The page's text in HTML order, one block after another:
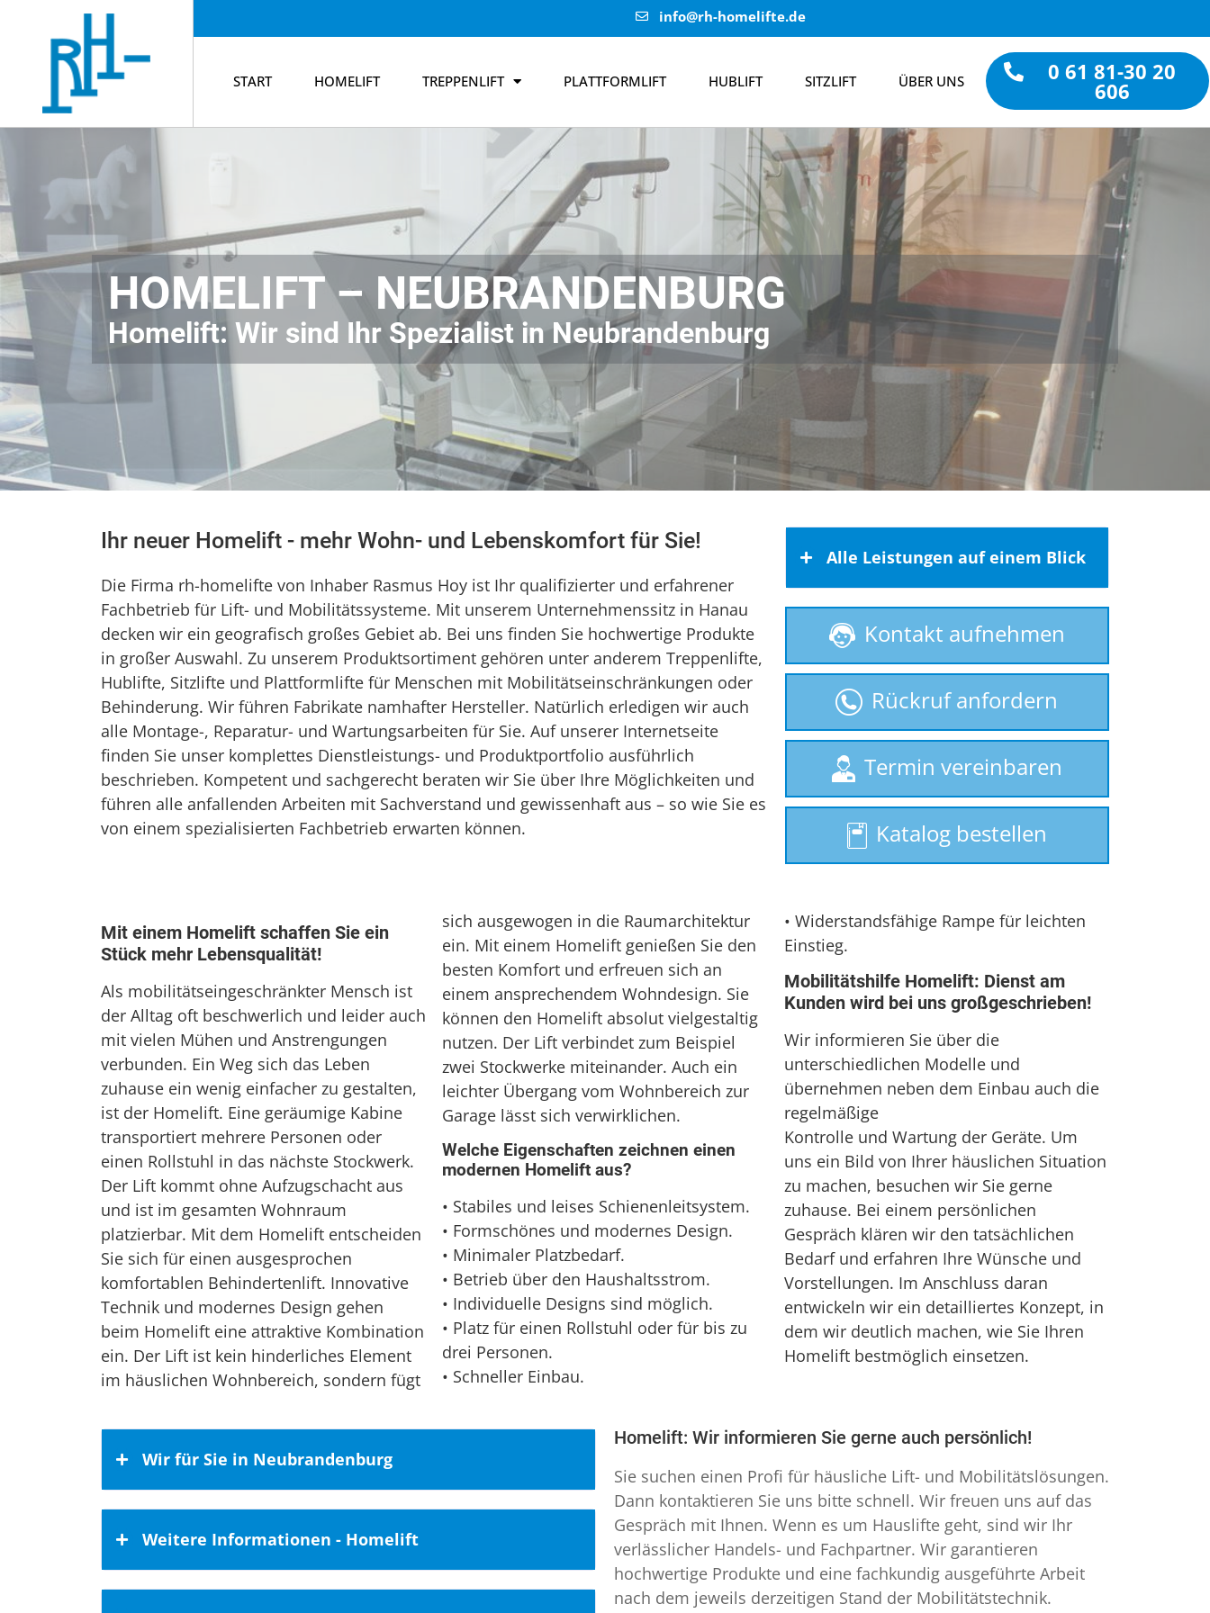
info@rh-homelifte.de
START HOMELIFT TREPPENLIFT PLATTFORMLIFT HUBLIFT SITZLIFT ÜBER UNS 0 61 81-30 20
606
HOMELIFT – NEUBRANDENBURG
Homelift: Wir sind Ihr Spezialist in Neubrandenburg
Ihr neuer Homelift - mehr Wohn- und Lebenskomfort für Sie!
Die Firma rh-homelifte von Inhaber Rasmus Hoy ist Ihr qualifizierter und erfahrener
Fachbetrieb für Lift- und Mobilitätssysteme. Mit unserem Unternehmenssitz in Hanau
decken wir ein geografisch großes Gebiet ab. Bei uns finden Sie hochwertige Produkte
in großer Auswahl. Zu unserem Produktsortiment gehören unter anderem Treppenlifte,
Hublifte, Sitzlifte und Plattformlifte für Menschen mit Mobilitätseinschränkungen oder
Behinderung. Wir führen Fabrikate namhafter Hersteller. Natürlich erledigen wir auch
alle Montage-, Reparatur- und Wartungsarbeiten für Sie. Auf unserer Internetseite
finden Sie unser komplettes Dienstleistungs- und Produktportfolio ausführlich
beschrieben. Kompetent und sachgerecht beraten wir Sie über Ihre Möglichkeiten und
führen alle anfallenden Arbeiten mit Sachverstand und gewissenhaft aus – so wie Sie es
von einem spezialisierten Fachbetrieb erwarten können.
Alle Leistungen auf einem Blick
Behindertenlift
gebrauchte Treppenlifte
Hublift
Plattformlift
Seniorenlift
Sitzlift
Treppenaufzug
Treppenlift
Treppenlift mieten
Kontakt aufnehmen
Rückruf anfordern
Termin vereinbaren
Katalog bestellen
Mit einem Homelift schaffen Sie ein
Stück mehr Lebensqualität!
Als mobilitätseingeschränkter Mensch ist
der Alltag oft beschwerlich und leider auch
mit vielen Mühen und Anstrengungen
verbunden. Ein Weg sich das Leben
zuhause ein wenig einfacher zu gestalten,
ist der Homelift. Eine geräumige Kabine
transportiert mehrere Personen oder
einen Rollstuhl in das nächste Stockwerk.
Der Lift kommt ohne Aufzugschacht aus
und ist im gesamten Wohnraum
platzierbar. Mit dem Homelift entscheiden
Sie sich für einen ausgesprochen
komfortablen Behindertenlift. Innovative
Technik und modernes Design gehen
beim Homelift eine attraktive Kombination
ein. Der Lift ist kein hinderliches Element
im häuslichen Wohnbereich, sondern fügt
sich ausgewogen in die Raumarchitektur
ein. Mit einem Homelift genießen Sie den
besten Komfort und erfreuen sich an
einem ansprechendem Wohndesign. Sie
können den Homelift absolut vielgestaltig
nutzen. Der Lift verbindet zum Beispiel
zwei Stockwerke miteinander. Auch ein
leichter Übergang vom Wohnbereich zur
Garage lässt sich verwirklichen.
Welche Eigenschaften zeichnen einen
modernen Homelift aus?
• Stabiles und leises Schienenleitsystem.
• Formschönes und modernes Design.
• Minimaler Platzbedarf.
• Betrieb über den Haushaltsstrom.
• Individuelle Designs sind möglich.
• Platz für einen Rollstuhl oder für bis zu
drei Personen.
• Schneller Einbau.
• Widerstandsfähige Rampe für leichten
Einstieg.
Mobilitätshilfe Homelift: Dienst am
Kunden wird bei uns großgeschrieben!
Wir informieren Sie über die
unterschiedlichen Modelle und
übernehmen neben dem Einbau auch die
regelmäßige
Kontrolle und Wartung der Geräte. Um
uns ein Bild von Ihrer häuslichen Situation
zu machen, besuchen wir Sie gerne
zuhause. Bei einem persönlichen
Gespräch klären wir den tatsächlichen
Bedarf und erfahren Ihre Wünsche und
Vorstellungen. Im Anschluss daran
entwickeln wir ein detailliertes Konzept, in
dem wir deutlich machen, wie Sie Ihren
Homelift bestmöglich einsetzen.
Wir für Sie in Neubrandenburg
Für Sie da in Neubrandenburg
Wir werden für Kunden aus Neubrandenburg aktiv. Durch
unsere Geschäftstätigkeit haben wir uns einen guten
Weitere Informationen - Homelift
Homelift: Wir informieren Sie gerne auch persönlich!
Sie suchen einen Profi für häusliche Lift- und Mobilitätslösungen.
Dann kontaktieren Sie uns bitte schnell. Wir freuen uns auf das
Gespräch mit Ihnen. Wenn es um Hauslifte geht, sind wir Ihr
verlässlicher Handels- und Fachpartner. Wir garantieren
hochwertige Produkte und eine fachkundig ausgeführte Arbeit
nach dem jeweils derzeitigen Stand der Mobilitätstechnik.